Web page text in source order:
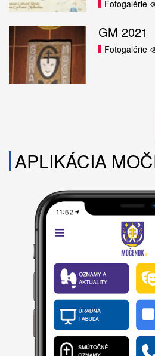
Fotogalérie
GM 2021
Fotogalérie
APLIKÁCIA